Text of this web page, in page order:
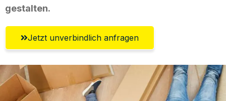
gestalten.
Jetzt unverbindlich anfragen